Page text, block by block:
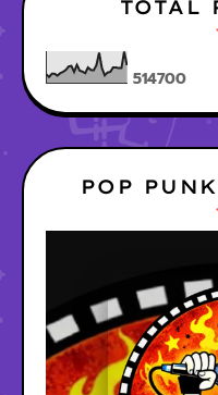
TOTAL
514700
POP